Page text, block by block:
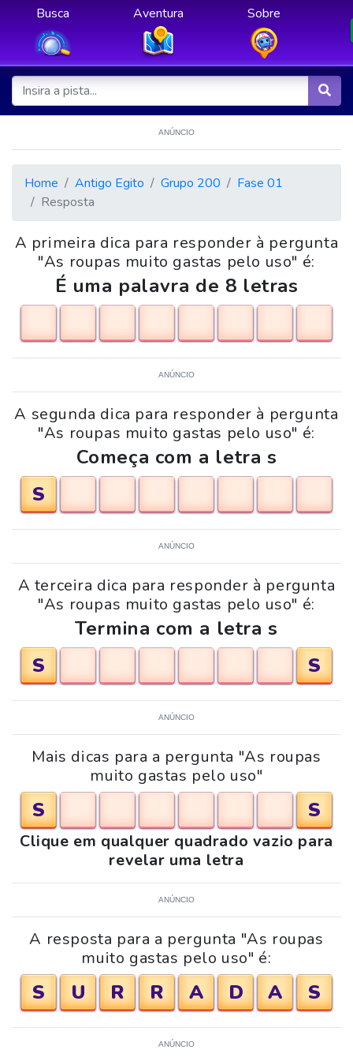
Busca Aventura Sobre
ANÚNCIO
Home Antigo Egito Grupo 200
Fase 01
Resposta
A primeira dica para responder à pergunta
"As roupas muito gastas pelo uso" é:
É uma palavra de 8 letras
ANÚNCIO
A segunda dica para responder à pergunta
"As roupas muito gastas pelo uso" é:
Começa com a letra s
S
ANÚNCIO
A terceira dica para responder à pergunta
"As roupas muito gastas pelo uso" é:
Termina com a letra s
S
S
ANÚNCIO
Mais dicas para a pergunta "As roupas
muito gastas pelo uso"
S S
Clique em qualquer quadrado vazio para
revelar uma letra
ANÚNCIO
A resposta para a pergunta "As roupas
muito gastas pelo uso" é:
S U R R A D A S
ANÚNCIO